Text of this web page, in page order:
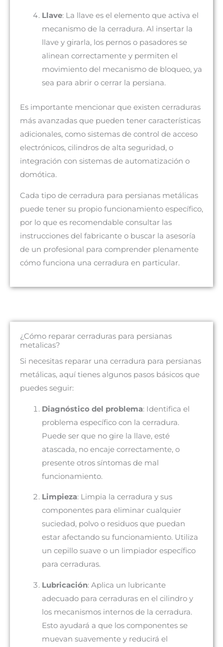
Llave: La llave es el elemento que activa el
mecanismo de la cerradura. Al insertar la
llave y girarla, los pernos o pasadores se
alinean correctamente y permiten el
movimiento del mecanismo de bloqueo, ya
sea para abrir o cerrar la persiana.
Es importante mencionar que existen cerraduras
más avanzadas que pueden tener características
adicionales, como sistemas de control de acceso
electrónicos, cilindros de alta seguridad, o
integración con sistemas de automatización o
domótica.
Cada tipo de cerradura para persianas metálicas
puede tener su propio funcionamiento específico,
por lo que es recomendable consultar las
instrucciones del fabricante o buscar la asesoría
de un profesional para comprender plenamente
cómo funciona una cerradura en particular.
¿Cómo reparar cerraduras para persianas
metalicas?
Si necesitas reparar una cerradura para persianas
metálicas, aquí tienes algunos pasos básicos que
puedes seguir:
Diagnóstico del problema: Identifica el
problema específico con la cerradura.
Puede ser que no gire la llave, esté
atascada, no encaje correctamente, o
presente otros síntomas de mal
funcionamiento.
Limpieza: Limpia la cerradura y sus
componentes para eliminar cualquier
suciedad, polvo o residuos que puedan
estar afectando su funcionamiento. Utiliza
un cepillo suave o un limpiador específico
para cerraduras.
Lubricación: Aplica un lubricante
adecuado para cerraduras en el cilindro y
los mecanismos internos de la cerradura.
Esto ayudará a que los componentes se
muevan suavemente y reducirá el